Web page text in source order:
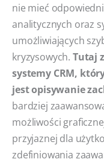
nie mieć
analitycznych oraz
umożliwiających
kryzysowych. Tutaj
systemy CRM,
jest opisywanie
bardziej
możliwości
przyjaznej dla
zdefiniowania